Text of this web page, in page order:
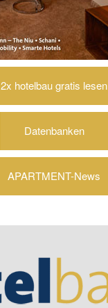
2x hotelbau gratis lesen
Datenbanken
APARTMENT-News